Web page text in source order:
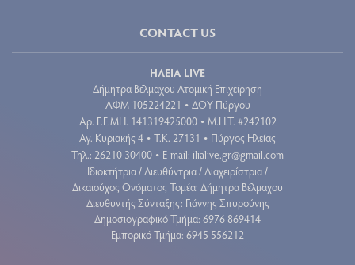
CONTACT US
ΗΛΕΙΑ LIVE
Δήμητρα Βέλμαχου Ατομική Επιχείρηση
ΑΦΜ 105224221 • ΔΟΥ Πύργου
Aρ. Γ.Ε.ΜΗ. 141319425000 • Μ.Η.Τ. #242102
Αγ. Κυριακής 4 • Τ.Κ. 27131 • Πύργος Ηλείας
Τηλ.: 26210 30400 • E-mail: ilialive.gr@gmail.com
Ιδιοκτήτρια / Διευθύντρια / Διαχειρίστρια /
Δικαιούχος Ονόματος Τομέα: Δήμητρα Βέλμαχου
Διευθυντής Σύνταξης: Γιάννης Σπυρούνης
Δημοσιογραφικό Τμήμα: 6976 869414
Εμπορικό Τμήμα: 6945 556212